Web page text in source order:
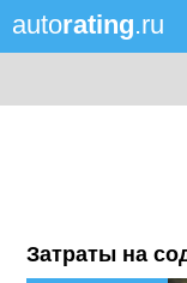
autorating.ru
Затраты на